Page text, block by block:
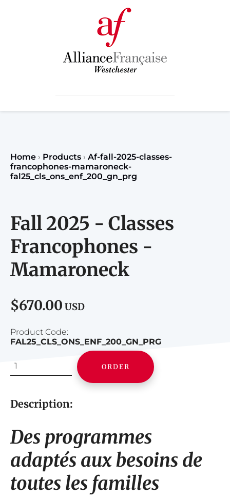
Home › Products › Af-fall-2025-classes-
francophones-mamaroneck-
fal25_cls_ons_enf_200_gn_prg
Fall 2025 - Classes
Francophones -
Mamaroneck
$670.00 USD
Product Code:
FAL25_CLS_ONS_ENF_200_GN_PRG
ORDER
Description:
Des programmes
adaptés aux besoins de
toutes les familles